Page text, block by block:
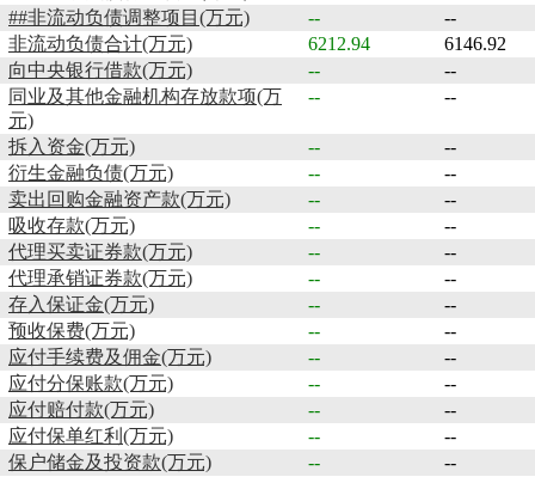
##非流动负债调整项目(万元)
--
--
非流动负债合计(万元)
6212.94
6146.92
向中央银行借款(万元)
--
--
同业及其他金融机构存放款项(万
元)
-- --
拆入资金(万元) --
--
衍生金融负债(万元)
--
--
卖出回购金融资产款(万元)
--
--
吸收存款(万元)
--
--
代理买卖证券款(万元)
--
--
代理承销证券款(万元)
--
--
存入保证金(万元)
--
--
预收保费(万元)
--
--
应付手续费及佣金(万元)
--
--
应付分保账款(万元)
--
--
应付赔付款(万元)
--
--
应付保单红利(万元)
--
--
保户储金及投资款(万元)
--
--